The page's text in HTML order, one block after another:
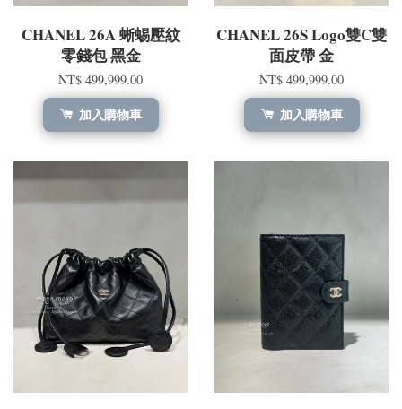
CHANEL 26A 蜥蜴壓紋
零錢包 黑金
NT$ 499,999.00
加入購物車
CHANEL 26S Logo雙C雙
面皮帶 金
NT$ 499,999.00
加入購物車